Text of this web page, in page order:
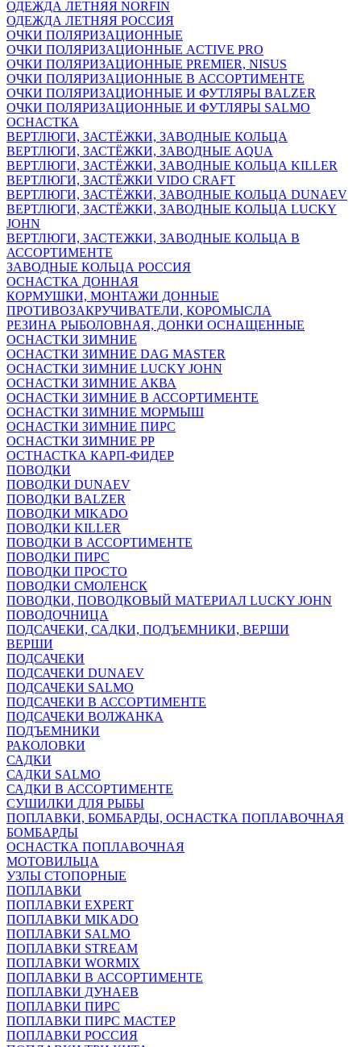
ОДЕЖДА ЛЕТНЯЯ NORFIN
ОДЕЖДА ЛЕТНЯЯ РОССИЯ
ОЧКИ ПОЛЯРИЗАЦИОННЫЕ
ОЧКИ ПОЛЯРИЗАЦИОННЫЕ ACTIVE PRO
ОЧКИ ПОЛЯРИЗАЦИОННЫЕ PREMIER, NISUS
ОЧКИ ПОЛЯРИЗАЦИОННЫЕ В АССОРТИМЕНТЕ
ОЧКИ ПОЛЯРИЗАЦИОННЫЕ И ФУТЛЯРЫ BALZER
ОЧКИ ПОЛЯРИЗАЦИОННЫЕ И ФУТЛЯРЫ SALMO
ОСНАСТКА
ВЕРТЛЮГИ, ЗАСТЁЖКИ, ЗАВОДНЫЕ КОЛЬЦА
ВЕРТЛЮГИ, ЗАСТЁЖКИ, ЗАВОДНЫЕ AQUA
ВЕРТЛЮГИ, ЗАСТЁЖКИ, ЗАВОДНЫЕ КОЛЬЦА KILLER
ВЕРТЛЮГИ, ЗАСТЁЖКИ VIDO CRAFT
ВЕРТЛЮГИ, ЗАСТЁЖКИ, ЗАВОДНЫЕ КОЛЬЦА DUNAEV
ВЕРТЛЮГИ, ЗАСТЁЖКИ, ЗАВОДНЫЕ КОЛЬЦА LUCKY
JOHN
ВЕРТЛЮГИ, ЗАСТЕЖКИ, ЗАВОДНЫЕ КОЛЬЦА В
АССОРТИМЕНТЕ
ЗАВОДНЫЕ КОЛЬЦА РОССИЯ
ОСНАСТКА ДОННАЯ
КОРМУШКИ, МОНТАЖИ ДОННЫЕ
ПРОТИВОЗАКРУЧИВАТЕЛИ, КОРОМЫСЛА
РЕЗИНА РЫБОЛОВНАЯ, ДОНКИ ОСНАЩЕННЫЕ
ОСНАСТКИ ЗИМНИЕ
ОСНАСТКИ ЗИМНИЕ DAG MASTER
ОСНАСТКИ ЗИМНИЕ LUCKY JOHN
ОСНАСТКИ ЗИМНИЕ АКВА
ОСНАСТКИ ЗИМНИЕ В АССОРТИМЕНТЕ
ОСНАСТКИ ЗИМНИЕ МОРМЫШ
ОСНАСТКИ ЗИМНИЕ ПИРС
ОСНАСТКИ ЗИМНИЕ РР
ОСТНАСТКА КАРП-ФИДЕР
ПОВОДКИ
ПОВОДКИ DUNAEV
ПОВОДКИ BALZER
ПОВОДКИ MIKADO
ПОВОДКИ KILLER
ПОВОДКИ В АССОРТИМЕНТЕ
ПОВОДКИ ПИРС
ПОВОДКИ ПРОСТО
ПОВОДКИ СМОЛЕНСК
ПОВОДКИ, ПОВОДКОВЫЙ МАТЕРИАЛ LUCKY JOHN
ПОВОДОЧНИЦА
ПОДСАЧЕКИ, САДКИ, ПОДЪЕМНИКИ, ВЕРШИ
ВЕРШИ
ПОДСАЧЕКИ
ПОДСАЧЕКИ DUNAEV
ПОДСАЧЕКИ SALMO
ПОДСАЧЕКИ В АССОРТИМЕНТЕ
ПОДСАЧЕКИ ВОЛЖАНКА
ПОДЪЕМНИКИ
РАКОЛОВКИ
САДКИ
САДКИ SALMO
САДКИ В АССОРТИМЕНТЕ
СУШИЛКИ ДЛЯ РЫБЫ
ПОПЛАВКИ, БОМБАРДЫ, ОСНАСТКА ПОПЛАВОЧНАЯ
БОМБАРДЫ
ОСНАСТКА ПОПЛАВОЧНАЯ
МОТОВИЛЬЦА
УЗЛЫ СТОПОРНЫЕ
ПОПЛАВКИ
ПОПЛАВКИ EXPERT
ПОПЛАВКИ MIKADO
ПОПЛАВКИ SALMO
ПОПЛАВКИ STREAM
ПОПЛАВКИ WORMIX
ПОПЛАВКИ В АССОРТИМЕНТЕ
ПОПЛАВКИ ДУНАЕВ
ПОПЛАВКИ ПИРС
ПОПЛАВКИ ПИРС МАСТЕР
ПОПЛАВКИ РОССИЯ